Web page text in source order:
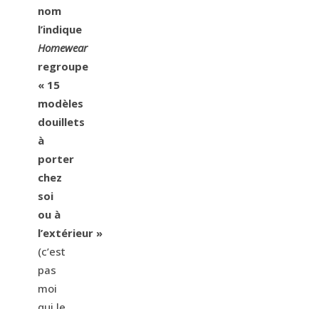
nom
l’indique
Homewear
regroupe
« 15
modèles
douillets
à
porter
chez
soi
ou à
l’extérieur »
(c’est
pas
moi